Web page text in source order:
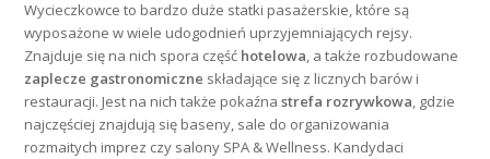
Wycieczkowce to bardzo duże statki pasażerskie, które są
wyposażone w wiele udogodnień uprzyjemniających rejsy.
Znajduje się na nich spora część hotelowa, a także rozbudowane
zaplecze gastronomiczne składające się z licznych barów i
restauracji. Jest na nich także pokaźnastrefa rozrywkowa, gdzie
najczęściej znajdują się baseny, sale do organizowania
rozmaitych imprez czy salony SPA & Wellness. Kandydaci